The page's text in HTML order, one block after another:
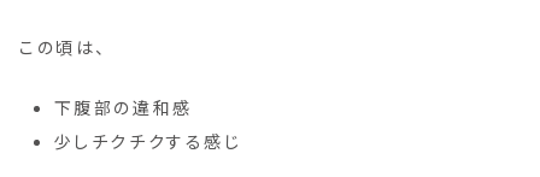
この頃は、
下腹部の違和感
少しチクチクする感じ